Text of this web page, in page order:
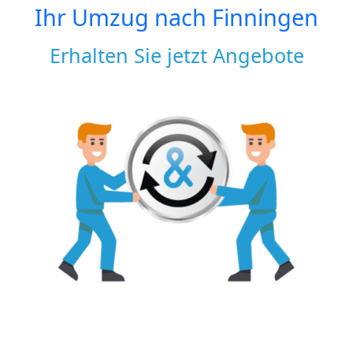
Ihr Umzug nach Finningen
Erhalten Sie jetzt Angebote